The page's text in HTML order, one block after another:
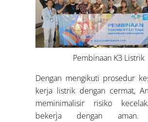
Pembinaan K3 Listrik
Dengan mengikuti prosedur
kerja listrik dengan cermat,
meminimalisir risiko
bekerja dengan aman.